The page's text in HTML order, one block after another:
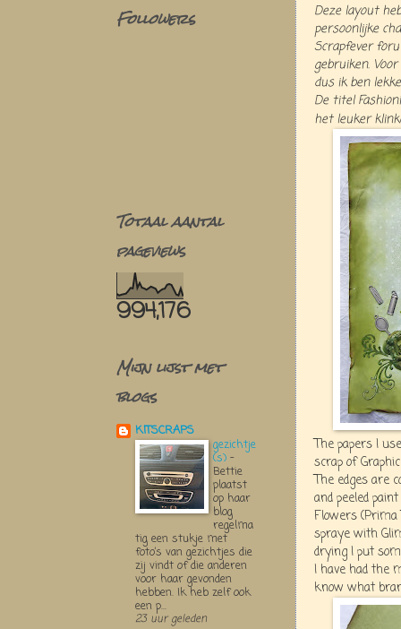
Deze layout
persoonlijke
Scrapfever
gebruiken.
dus ik ben
De titel
het leuker
The papers I
scrap of
The edges are
and peeled paint
Flowers (Prima
spraye with
drying I put
I have had the
know what
Followers
Totaal aantal
pageviews
994,176
Mijn lijst met
blogs
KITSCRAPS
gezichtje
(s) -
Bettie
plaatst
op haar
blog
regelma
tig een stukje met
foto’s van gezichtjes die
zij vindt of die anderen
voor haar gevonden
hebben. Ik heb zelf ook
een p...
23 uur geleden